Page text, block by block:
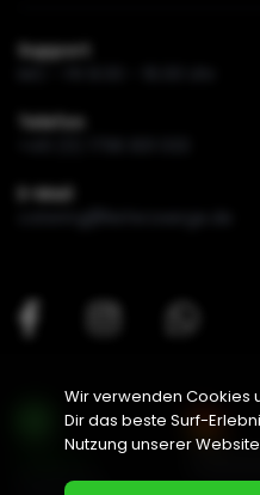
Wir verwenden Cookies
Dir das beste Surf-
Nutzung unserer
Support
Telefon
E-Mail
fast 100% reg.
in